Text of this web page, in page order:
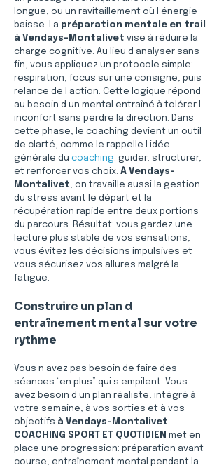
longue, ou un ravitaillement où l énergie
baisse. La préparation mentale en trail
à Vendays-Montalivet vise à réduire la
charge cognitive. Au lieu d analyser sans
fin, vous appliquez un protocole simple:
respiration, focus sur une consigne, puis
relance de l action. Cette logique répond
au besoin d un mental entraîné à tolérer l
inconfort sans perdre la direction. Dans
cette phase, le coaching devient un outil
de clarté, comme le rappelle l idée
générale du coaching: guider, structurer,
et renforcer vos choix. À Vendays-
Montalivet, on travaille aussi la gestion
du stress avant le départ et la
récupération rapide entre deux portions
du parcours. Résultat: vous gardez une
lecture plus stable de vos sensations,
vous évitez les décisions impulsives et
vous sécurisez vos allures malgré la
fatigue.
Construire un plan d
entraînement mental sur votre
rythme
Vous n avez pas besoin de faire des
séances “en plus” qui s empilent. Vous
avez besoin d un plan réaliste, intégré à
votre semaine, à vos sorties et à vos
objectifs à Vendays-Montalivet.
COACHING SPORT ET QUOTIDIEN met en
place une progression: préparation avant
course, entraînement mental pendant la